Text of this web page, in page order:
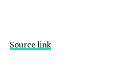
Source link